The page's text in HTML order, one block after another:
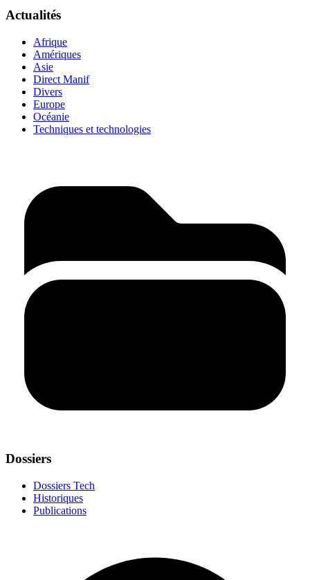
Actualités
Afrique
Amériques
Asie
Direct Manif
Divers
Europe
Océanie
Techniques et technologies
Dossiers
Dossiers Tech
Historiques
Publications